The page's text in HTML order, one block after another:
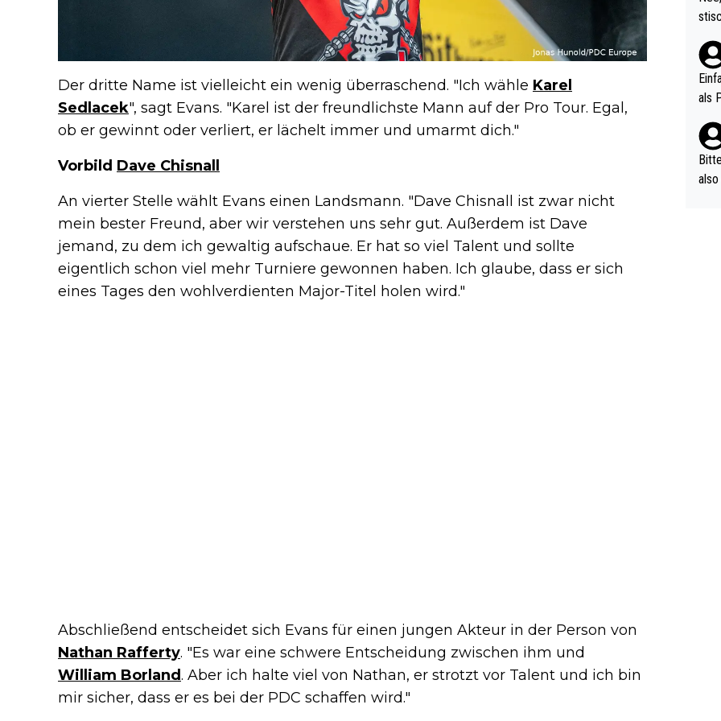
Der dritte Name ist vielleicht ein wenig überraschend. "Ich wähle Karel
Sedlacek", sagt Evans. "Karel ist der freundlichste Mann auf der Pro Tour. Egal,
ob er gewinnt oder verliert, er lächelt immer und umarmt dich."
Vorbild Dave Chisnall
An vierter Stelle wählt Evans einen Landsmann. "Dave Chisnall ist zwar nicht
mein bester Freund, aber wir verstehen uns sehr gut. Außerdem ist Dave
jemand, zu dem ich gewaltig aufschaue. Er hat so viel Talent und sollte
eigentlich schon viel mehr Turniere gewonnen haben. Ich glaube, dass er sich
eines Tages den wohlverdienten Major-Titel holen wird."
Abschließend entscheidet sich Evans für einen jungen Akteur in der Person von
Nathan Rafferty. "Es war eine schwere Entscheidung zwischen ihm und
William Borland. Aber ich halte viel von Nathan, er strotzt vor Talent und ich bin
mir sicher, dass er es bei der PDC schaffen wird."
(in
als
nes
ttler
vV
als